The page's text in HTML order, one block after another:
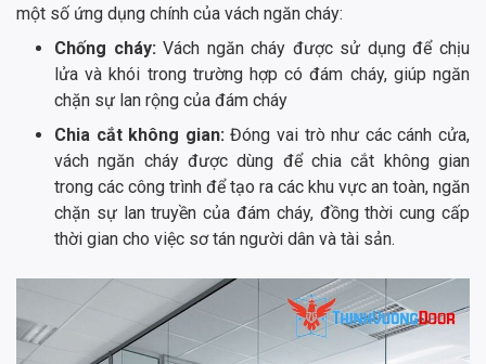
một số ứng dụng chính của vách ngăn cháy:
Chống cháy:Vách ngăn cháy được sử dụng để chịu
lửa và khói trong trường hợp có đám cháy, giúp ngăn
chặn sự lan rộng của đám cháy
Chia cắt không gian:Đóng vai trò như các cánh cửa,
vách ngăn cháy được dùng để chia cắt không gian
trong các công trình để tạo ra các khu vực an toàn, ngăn
chặn sự lan truyền của đám cháy, đồng thời cung cấp
thời gian cho việc sơ tán người dân và tài sản.